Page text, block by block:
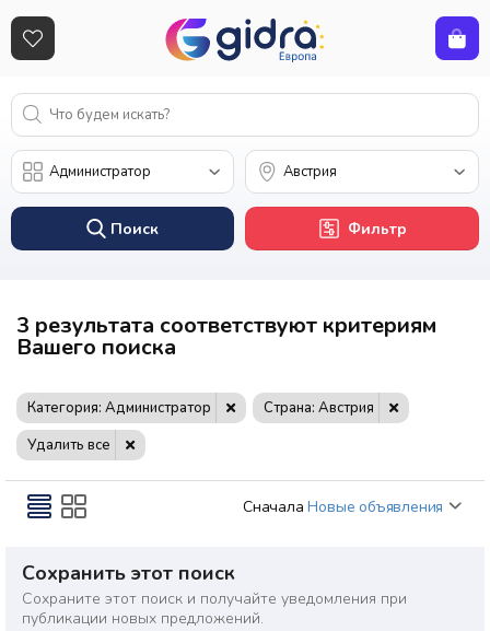
Поиск Фильтр
3 результата соответствуют критериям
Вашего поиска
Категория: Администратор
Страна: Австрия
Удалить все
Сначала Новые объявления
Сохранить этот поиск
Сохраните этот поиск и получайте уведомления при
публикации новых предложений.